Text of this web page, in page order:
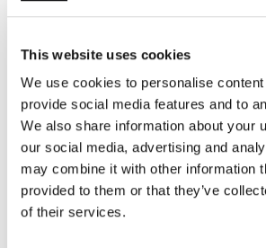
This website uses cookies
We use cookies to personalise
provide social media features and to
We also share information about your
our social media, advertising and
may combine it with other information
provided to them or that they’ve
of their services.
Thule Aion
40 л темный сланец
Сравнить товар
Thule
Thule Chasm чемодан на колесиках для
Thule Chasm wheeled carry-on duffel
Thule Chasm wheeled carry-on duffel
Thule Chasm wheeled carry-on
Thule Chasm
чемодан на колесиках для
ручной клади черном